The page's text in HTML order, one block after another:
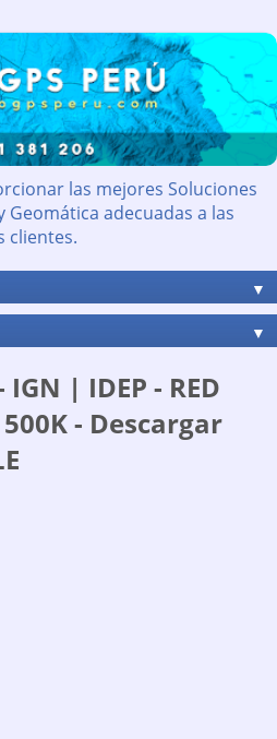
las mejores Soluciones
adecuadas a las
clientes.
▼
▼
IGN | IDEP - RED
500K - Descargar